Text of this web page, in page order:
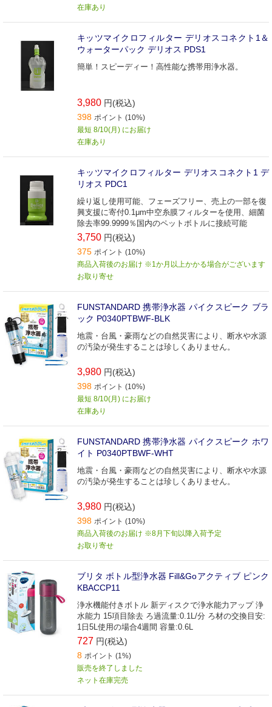
在庫あり
キッツマイクロフィルター デリオスコネクト1＆
ウォーターパック デリオス PDS1
簡単！スピーディー！高性能な携帯用浄水器。
3,980 円(税込)
398 ポイント (10%)
最短 8/10(月) にお届け
在庫あり
キッツマイクロフィルター デリオスコネクト1 デ
リオス PDC1
繰り返し使用可能、フェーズフリー、売上の一部を復
興支援に寄付0.1μm中空糸膜フィルターを使用、細菌
除去率99.9999％国内のペットボトルに接続可能
3,750 円(税込)
375 ポイント (10%)
商品入荷後のお届け ※1か月以上かかる場合がございます
お取り寄せ
FUNSTANDARD 携帯浄水器 パイクスピーク ブラ
ック P0340PTBWF-BLK
地震・台風・豪雨などの自然災害により、断水や水源
の汚染が発生することは珍しくありません。
3,980 円(税込)
398 ポイント (10%)
最短 8/10(月) にお届け
在庫あり
FUNSTANDARD 携帯浄水器 パイクスピーク ホワ
イト P0340PTBWF-WHT
地震・台風・豪雨などの自然災害により、断水や水源
の汚染が発生することは珍しくありません。
3,980 円(税込)
398 ポイント (10%)
商品入荷後のお届け ※8月下旬以降入荷予定
お取り寄せ
ブリタ ボトル型浄水器 Fill&Goアクティブ ピンク
KBACCP11
浄水機能付きボトル 新ディスクで浄水能力アップ 浄
水能力 15項目除去 ろ過流量:0.1L/分 ろ材の交換目安:
1日5L使用の場合4週間 容量:0.6L
727 円(税込)
8 ポイント (1%)
販売を終了しました
ネット在庫完売